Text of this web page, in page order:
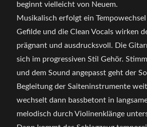
beginnt vielleicht von Neuem.
Musikalisch erfolgt ein
Gefilde und die Clean Vocals wirken
prägnant und ausdrucksvoll. Die
sich im progressiven Stil Gehör.
und dem Sound angepasst geht der
Begleitung der Saiteninstrumente
wechselt dann bassbetont in
melodisch durch Violinenklänge